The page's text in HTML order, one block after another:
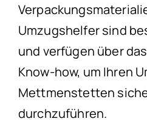
Umzugshelfer sind
und verfügen über
Know-how, um Ihren
Mettmenstetten
durchzuführen.